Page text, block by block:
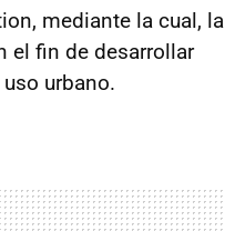
mediante la cual, la
el fin de desarrollar
urbano.